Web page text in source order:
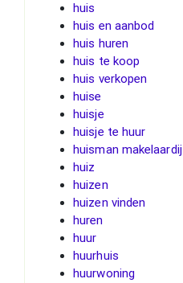
huis
huis en aanbod
huis huren
huis te koop
huis verkopen
huise
huisje
huisje te huur
huisman makelaardij
huiz
huizen
huizen vinden
huren
huur
huurhuis
huurwoning